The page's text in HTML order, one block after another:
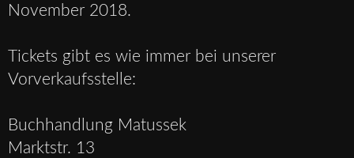
November 2018.
Tickets gibt es wie immer bei unserer
Vorverkaufsstelle:
Buchhandlung Matussek
Marktstr. 13